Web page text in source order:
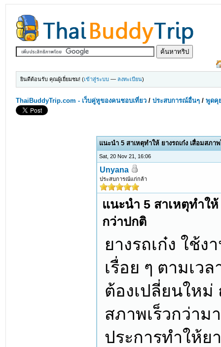
ยินดีต้อนรับ คุณผู้เยี่ยมชม! (เข้าสู่ระบบ — ลงทะเบียน)
ThaiBuddyTrip.com - เว็บคู่หูของคนชอบเที่ยว /ประสบการณ์อื่นๆ /พูดคุ
แนะนำ 5 สาเหตุทำให้ ยางรถเก๋ง เสื่อมสภา
Sat, 20 Nov 21, 16:06
Unyana
ประสบการณ์แก่กล้า
แนะนำ 5 สาเหตุทำให้
กว่าปกติ
ยางรถเก๋ง ใช้
เรื่อย ๆ ตามเว
ต้องเปลี่ยนใหม่
สภาพเร็วกว่าม
ประการทำให้